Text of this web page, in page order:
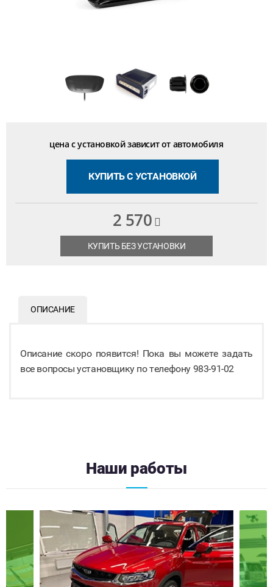
цена с установкой зависит от автомобиля
КУПИТЬ С УСТАНОВКОЙ
2 570
КУПИТЬ БЕЗ УСТАНОВКИ
ОПИСАНИЕ
Описание скоро появится! Пока вы можете задать
все вопросы установщику по телефону 983-91-02
Наши работы